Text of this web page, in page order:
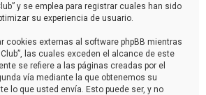
y se emplea para registrar cuales han sido
su experiencia de usuario.
cookies externas al software phpBB mientras
Club”, las cuales exceden el alcance de este
se refiere a las páginas creadas por el
vía mediante la que obtenemos su
lo que usted envía. Esto puede ser, y no